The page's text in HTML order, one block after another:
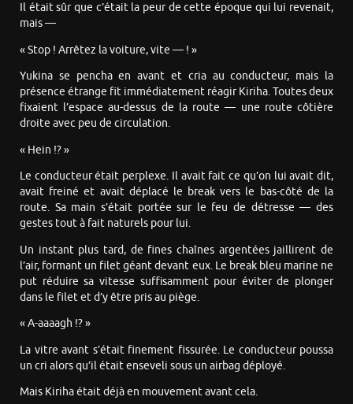
Il était sûr que c’était la peur de cette époque qui lui revenait,
mais —
« Stop ! Arrêtez la voiture, vite — ! »
Yukina se pencha en avant et cria au conducteur, mais la
présence étrange fit immédiatement réagir Kiriha. Toutes deux
fixaient l’espace au-dessus de la route — une route côtière
droite avec peu de circulation.
« Hein !? »
Le conducteur était perplexe. Il avait fait ce qu’on lui avait dit,
avait freiné et avait déplacé le break vers le bas-côté de la
route. Sa main s’était portée sur le feu de détresse — des
gestes tout à fait naturels pour lui.
Un instant plus tard, de fines chaînes argentées jaillirent de
l’air, formant un filet géant devant eux. Le break bleu marine ne
put réduire sa vitesse suffisamment pour éviter de plonger
dans le filet et d’y être pris au piège.
« A-aaaagh !? »
La vitre avant s’était finement fissurée. Le conducteur poussa
un cri alors qu’il était enseveli sous un airbag déployé.
Mais Kiriha était déjà en mouvement avant cela.